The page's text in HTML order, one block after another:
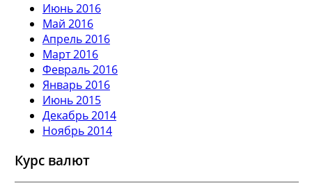
Июнь 2016
Май 2016
Апрель 2016
Март 2016
Февраль 2016
Январь 2016
Июнь 2015
Декабрь 2014
Ноябрь 2014
Курс валют